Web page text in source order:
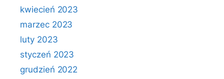
kwiecień 2023
marzec 2023
luty 2023
styczeń 2023
grudzień 2022